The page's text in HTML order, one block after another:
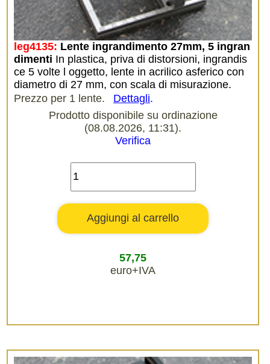
leg4135: Lente ingrandimento 27mm, 5 ingran
dimenti In plastica, priva di distorsioni, ingrandis
ce 5 volte l oggetto, lente in acrilico asferico con
diametro di 27 mm, con scala di misurazione.
Prezzo per 1 lente.
Dettagli.
Prodotto disponibile su ordinazione
(08.08.2026, 11:31).
Verifica
57,75
euro+IVA